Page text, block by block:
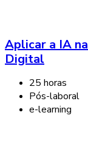
Aplicar a IA
Digital
25 horas
Pós-laboral
e-learning